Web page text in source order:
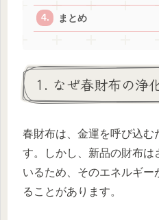
まとめ
1. なぜ春財布の浄
春財布は、金運を呼び込む
す。しかし、新品の財布は
いるため、そのエネルギー
ることがあります。